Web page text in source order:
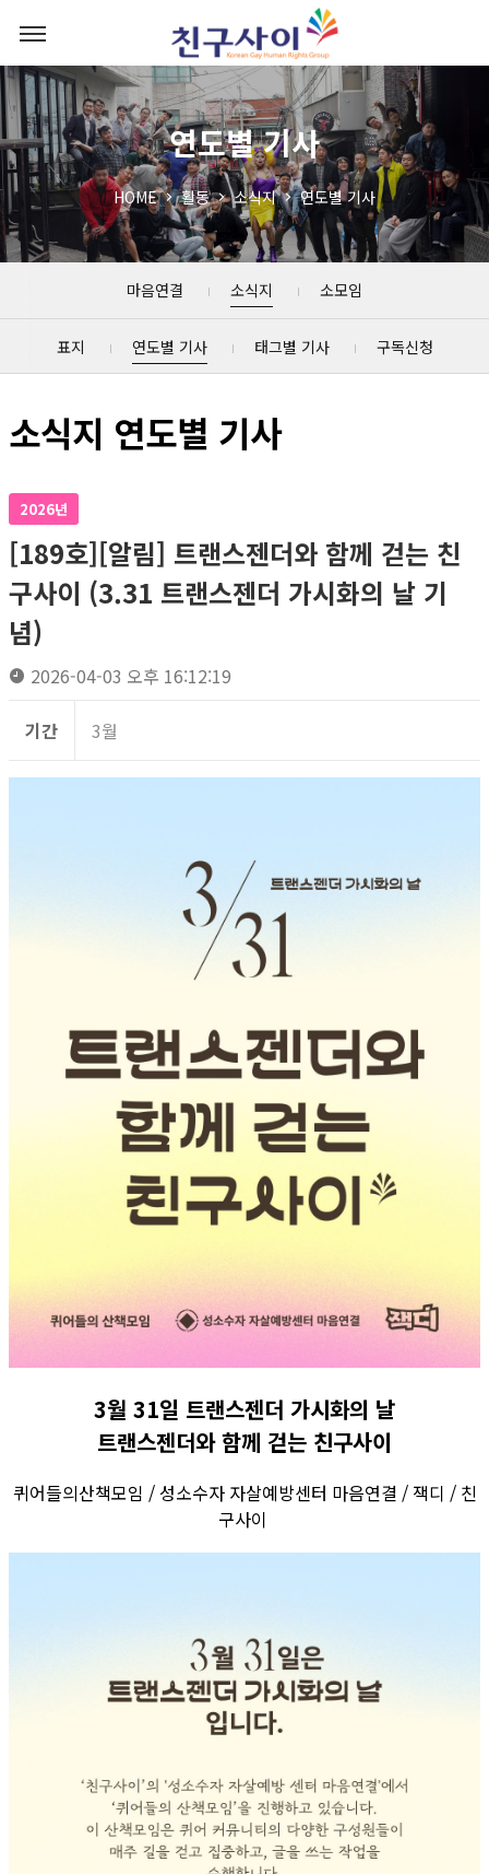
연도별 기사
HOME 활동 소식지 연도별 기사
마음연결 소식지 소모임
표지 연도별 기사 태그별 기사 구독신청
소식지 연도별 기사
2026년
[189호][알림] 트랜스젠더와 함께 걷는 친
구사이 (3.31 트랜스젠더 가시화의 날 기
념)
2026-04-03 오후 16:12:19
기간 3월
3월 31일 트랜스젠더 가시화의 날
트랜스젠더와 함께 걷는 친구사이
퀴어들의산책모임 / 성소수자 자살예방센터 마음연결 / 잭디 / 친
구사이